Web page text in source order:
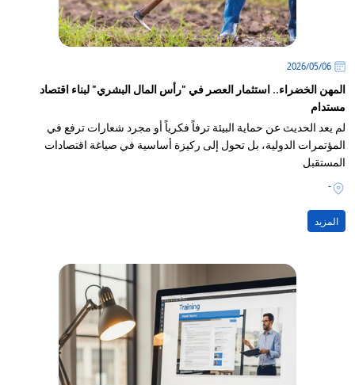
06‏/05‏/2026
المهن الخضراء.. استثمار العصر في "رأس المال البشري" لبناء اقتصاد
مستدام
لم يعد الحديث عن حماية البيئة ترفاً فكرياً أو مجرد شعارات ترفع في
المؤتمرات الدولية، بل تحول إلى ركيزة أساسية في صياغة اقتصادات
المستقبل
-
المزيد